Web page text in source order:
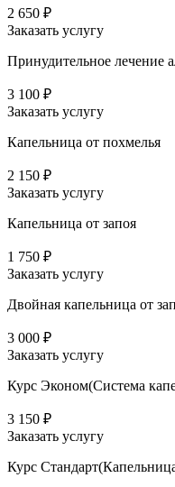
2 650 ₽
Заказать услугу
Принудительное лечение
3 100 ₽
Заказать услугу
Капельница от похмелья
2 150 ₽
Заказать услугу
Капельница от запоя
1 750 ₽
Заказать услугу
Двойная капельница от
3 000 ₽
Заказать услугу
Курс Эконом(Система
3 150 ₽
Заказать услугу
Курс